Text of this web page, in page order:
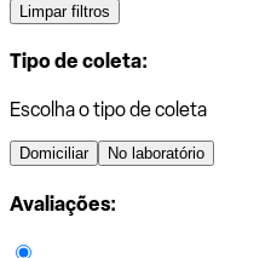
Limpar filtros
Tipo de coleta:
Escolha o tipo de coleta
Domiciliar No laboratório
Avaliações: